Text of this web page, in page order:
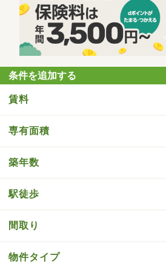
条件を追加する
賃料
専有面積
築年数
駅徒歩
間取り
物件タイプ